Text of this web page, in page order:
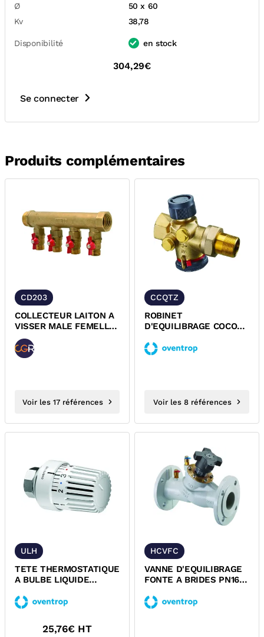
Ø
50 x 60
Kv
38,78
Disponibilité en stock
304,29€
Se connecter
Produits complémentaires
CD203
COLLECTEUR LAITON A
VISSER MALE FEMELLE
EQUIPE ROBINETS
BOISSEAUX CGR
Voir les 17 références
CCQTZ
ROBINET
D'EQUILIBRAGE COCON
RACCORD 2 PIECES...
Voir les 8 références
ULH
TETE THERMOSTATIQUE
A BULBE LIQUIDE
LH
25,76€ HT
HCVFC
VANNE D'EQUILIBRAGE
FONTE A BRIDES PN16
OVENTROP